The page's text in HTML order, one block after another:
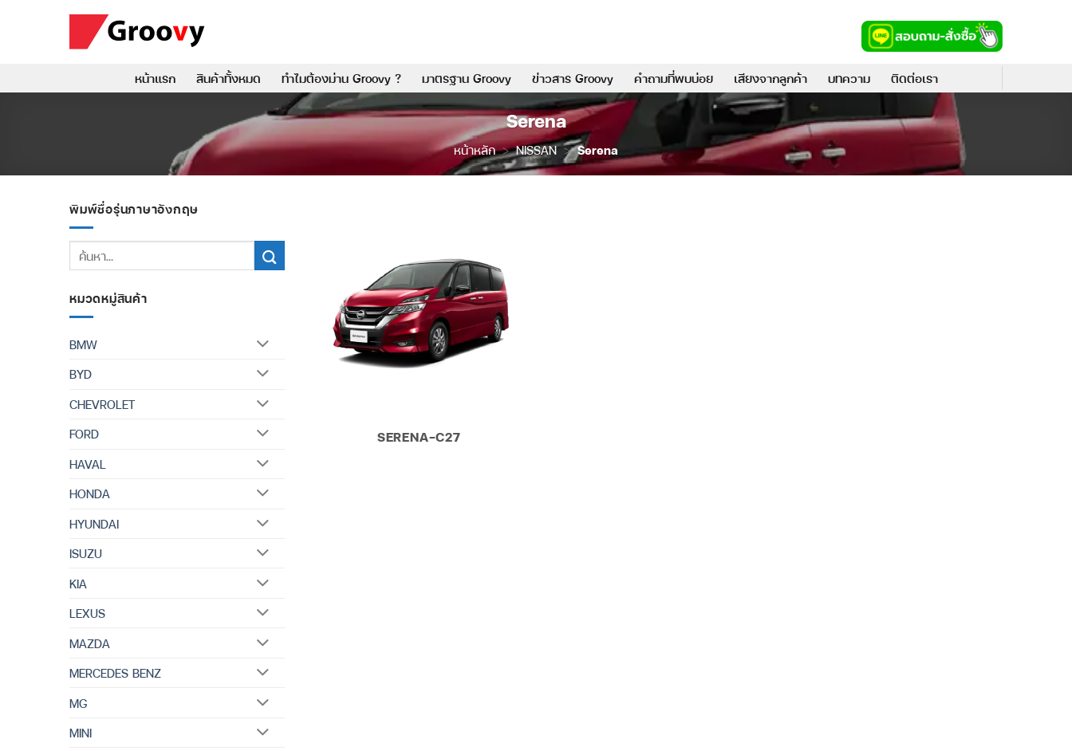
หน้าแรก สินค้าทั้งหมด ทำไมต้องม่าน Groovy ? มาตรฐาน Groovy ข่าวสาร Groovy คำถามที่พบบ่อย เสียงจากลูกค้า บทความ ติดต่อเรา
Serena
หน้าหลัก > NISSAN > Serena
พิมพ์ชื่อรุ่นภาษาอังกฤษ
ค้นหา:
หมวดหมู่สินค้า
BMW
BYD
CHEVROLET
FORD
HAVAL
HONDA
HYUNDAI
ISUZU
KIA
LEXUS
MAZDA
MERCEDES BENZ
MG
MINI
SERENA-C27